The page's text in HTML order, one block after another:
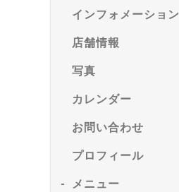
インフォメーション
店舗情報
写真
カレンダー
お問い合わせ
プロフィール
メニュー